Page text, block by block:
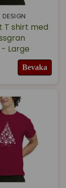
DESIGN
T shirt med
Large
Bevaka